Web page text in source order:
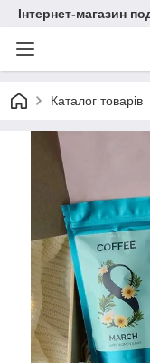
Інтернет-магазин
Каталог товарів